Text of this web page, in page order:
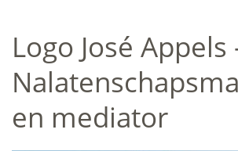
Logo José Appels
en mediator